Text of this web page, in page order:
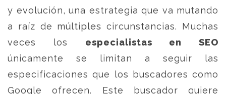
y evolución, una estrategia que va mutando
a raíz de múltiples circunstancias. Muchas
veces los especialistas en SEO
únicamente se limitan a seguir las
especificaciones que los buscadores como
Google ofrecen. Este buscador quiere